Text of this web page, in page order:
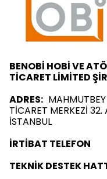
BENOBİ HOBİ VE
TİCARET LİMİTED
ADRES:
TİCARET MERKEZİ
İSTANBUL
İRTİBAT
TEKNİK DESTEK